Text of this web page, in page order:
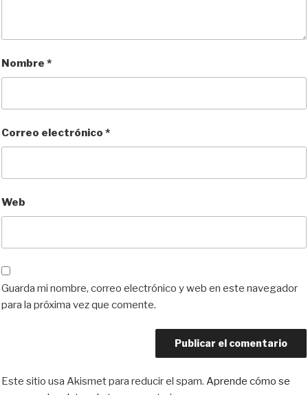
Nombre *
Correo electrónico *
Web
Guarda mi nombre, correo electrónico y web en este navegador
para la próxima vez que comente.
Este sitio usa Akismet para reducir el spam. Aprende cómo se